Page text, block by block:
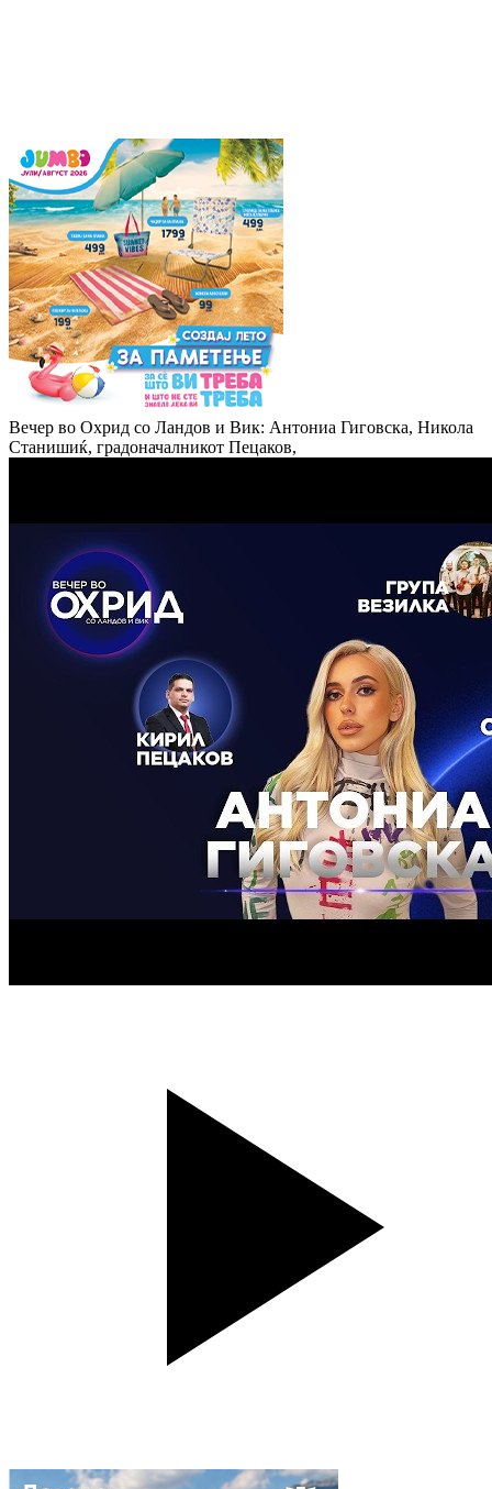
Вечер во Охрид со Ландов и Вик: Антониа Гиговска, Никола
Станишиќ, градоначалникот Пецаков,